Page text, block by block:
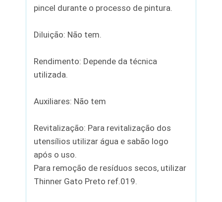
pincel durante o processo de pintura.
Diluição: Não tem.
Rendimento: Depende da técnica
utilizada.
Auxiliares: Não tem
Revitalização: Para revitalização dos
utensílios utilizar água e sabão logo
após o uso.
Para remoção de resíduos secos, utilizar
Thinner Gato Preto ref.019.